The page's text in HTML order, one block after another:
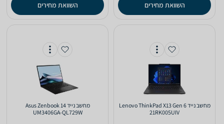
השוואת מחירים השוואת מחירים
מחשב נייד Lenovo ThinkPad X13 Gen 6
21RK005UIV
מחשב נייד Asus Zenbook 14
UM3406GA-QL729W